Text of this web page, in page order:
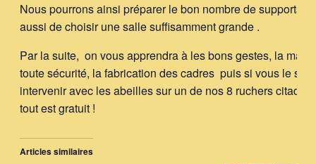
Nous pourrons ainsi préparer le bon nombre de supports
aussi de choisir une salle suffisamment grande .
Par la suite, on vous apprendra à les bons gestes, la
toute sécurité, la fabrication des cadres puis si vous le
intervenir avec les abeilles sur un de nos 8 ruchers
tout est gratuit !
Articles similaires